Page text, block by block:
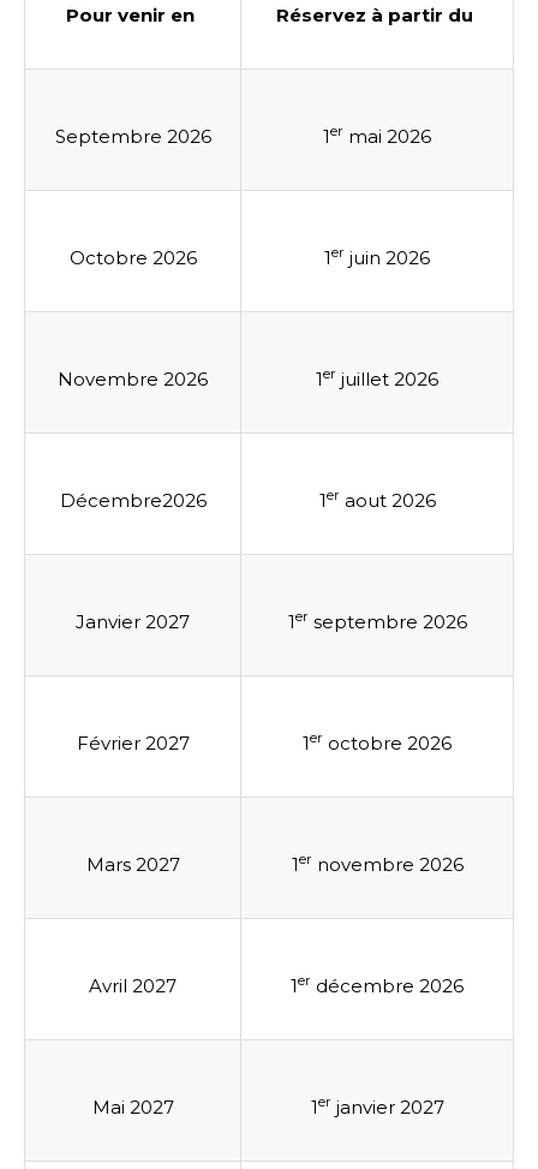
Pour venir en Réservez à partir du
Septembre 2026 1er mai 2026
Octobre 2026 1er juin 2026
Novembre 2026 1er juillet 2026
Décembre2026 1er aout 2026
Janvier 2027 1er septembre 2026
Février 2027 1er octobre 2026
Mars 2027 1er novembre 2026
Avril 2027 1er décembre 2026
Mai 2027 1er janvier 2027